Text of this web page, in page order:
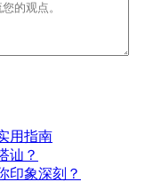
用指南
讪？
印象深刻？